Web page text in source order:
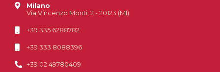
Milano
Via Vincenzo Monti, 2 - 20123 (MI)
+39 335 6288782
+39 333 8088396
+39 02 49780409